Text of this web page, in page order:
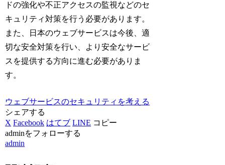
ドの強化や不正アクセスの監視などのセ
キュリティ対策を行う必要があります。
また、日本のウェブサービスは今後、適
切な安全対策を行い、より安全なサービ
スを提供する方向に進む必要がありま
す。
ウェブサービスのセキュリティを考える
シェアする
X Facebook はてブ LINE コピー
adminをフォローする
admin